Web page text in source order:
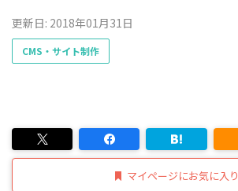
更新日: 2018年01月31日
CMS・サイト制作
マイページにお気に入り